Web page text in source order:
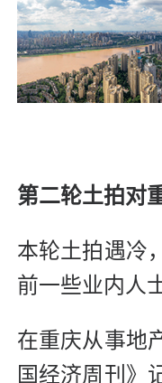
第二轮土拍对
本轮土拍遇冷
前一些业内人
在重庆从事地
国经济周刊》